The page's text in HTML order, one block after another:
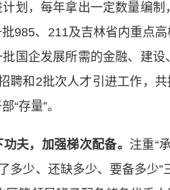
划，每年拿出一定数量编
985、211及吉林省内重点
国企发展所需的金融、建
聘和2批次人才引进工作，
“存量”。
夫，加强梯次配备。 注重“
多少、还缺多少、要备多少